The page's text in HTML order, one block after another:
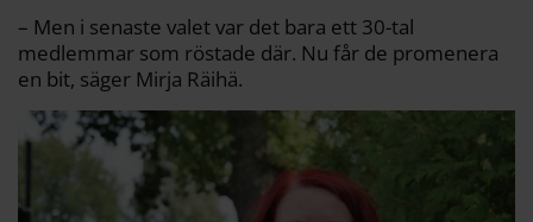
– Men i senaste valet var det bara ett 30-tal
medlemmar som röstade där. Nu får de promenera
en bit, säger Mirja Räihä.